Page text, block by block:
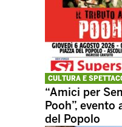
CULTURA E
“Amici per
Pooh”,
del Popolo